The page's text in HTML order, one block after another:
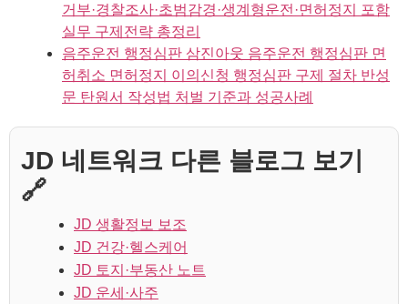
거부·경찰조사·초범감경·생계형운전·면허정지 포함
실무 구제전략 총정리
음주운전 행정심판 삼진아웃 음주운전 행정심판 면
허취소 면허정지 이의신청 행정심판 구제 절차 반성
문 탄원서 작성법 처벌 기준과 성공사례
JD 네트워크 다른 블로그 보기
🔗
JD 생활정보 보조
JD 건강·헬스케어
JD 토지·부동산 노트
JD 운세·사주